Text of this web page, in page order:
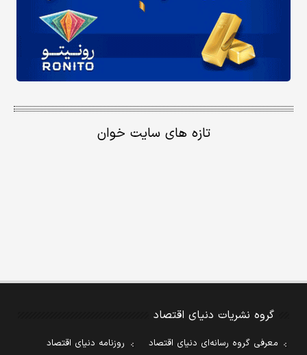
تازه های سایت خوان
گروه نشریات دنیای اقتصاد
معرفی گروه رسانه‌ای دنیای اقتصاد
روزنامه دنیای اقتصاد